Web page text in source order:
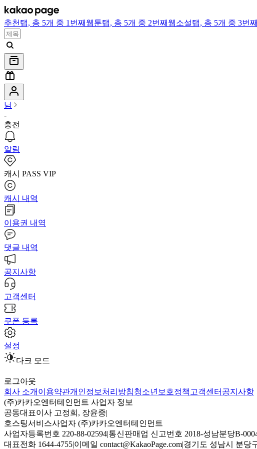
추천 탭, 총 5개 중 1번째 웹툰탭, 총 5개 중 2번째 웹소설탭, 총 5개 중 3번째
님
-
충전
알림
캐시 PASS VIP
캐시 내역
이용권 내역
댓글 내역
공지사항
고객센터
쿠폰 등록
설정
다크 모드
로그아웃
회사 소개 이용약관개인정보처리방침청소년보호정책 고객센터 공지사항
(주)카카오엔터테인먼트 사업자 정보
공동대표이사 고정희, 장윤중|
호스팅서비스사업자 (주)카카오엔터테인먼트
사업자등록번호 220-88-02594|통신판매업 신고번호 2018-성남분당B-
대표전화 1644-4755|이메일 contact@KakaoPage.com|경기도 성남시 분당